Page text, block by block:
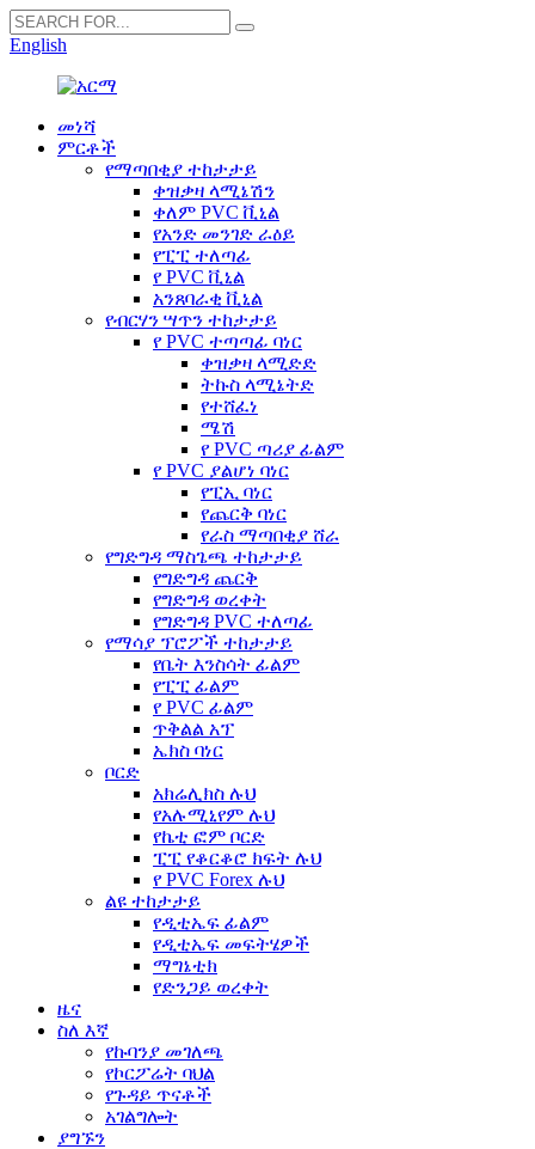
English
መነሻ
ምርቶች
የማጣበቂያ ተከታታይ
ቀዝቃዛ ላሚኔሽን
ቀለም PVC ቪኒል
የአንድ መንገድ ራዕይ
የፒፒ ተለጣፊ
የ PVC ቪኒል
አንጸባራቂ ቪኒል
የብርሃን ሣጥን ተከታታይ
የ PVC ተጣጣፊ ባነር
ቀዝቃዛ ላሚድድ
ትኩስ ላሚኔትድ
የተሸፈነ
ሜሽ
የ PVC ጣሪያ ፊልም
የ PVC ያልሆነ ባነር
የፒኢ ባነር
የጨርቅ ባነር
የራስ ማጣበቂያ ሸራ
የግድግዳ ማስጌጫ ተከታታይ
የግድግዳ ጨርቅ
የግድግዳ ወረቀት
የግድግዳ PVC ተለጣፊ
የማሳያ ፕሮፖች ተከታታይ
የቤት እንስሳት ፊልም
የፒፒ ፊልም
የ PVC ፊልም
ጥቅልል አፕ
ኤክስ ባነር
ቦርድ
አክሬሊክስ ሉህ
የአሉሚኒየም ሉህ
የኬቲ ፎም ቦርድ
ፒፒ የቆርቆሮ ክፍት ሉህ
የ PVC Forex ሉህ
ልዩ ተከታታይ
የዲቲኤፍ ፊልም
የዲቲኤፍ መፍትሄዎች
ማግኔቲክ
የድንጋይ ወረቀት
ዜና
ስለ እኛ
የኩባንያ መገለጫ
የኮርፖሬት ባህል
የጉዳይ ጥናቶች
አገልግሎት
ያግኙን